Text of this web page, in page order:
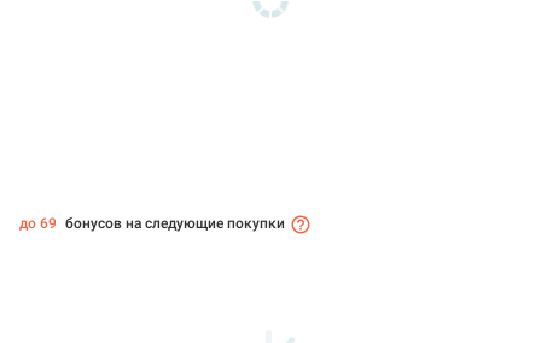
до 69 бонусов на следующие покупки